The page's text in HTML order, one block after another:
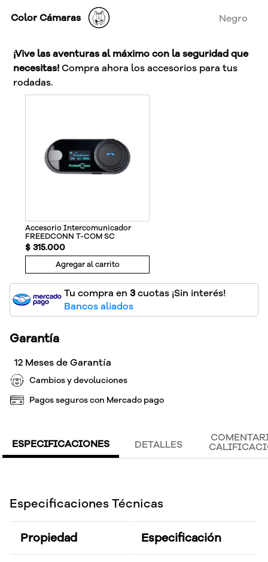
Color Cámaras Negro
¡Vive las aventuras al máximo con la seguridad que
necesitas!Compra ahora los accesorios para tus
rodadas.
Accesorio Intercomunicador
FREEDCONN T-COM SC
$ 315.000
Agregar al carrito
Tu compra en 3cuotas ¡Sin interés!
Bancos aliados
Garantía
12 Meses de Garantía
Cambios y devoluciones
Pagos seguros con Mercado pago
ESPECIFICACIONES DETALLES
Especificaciones Técnicas
Propiedad Especificación